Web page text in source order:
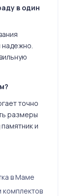
в один
надежно.
точно
размеры
и
в Маме
комплектов